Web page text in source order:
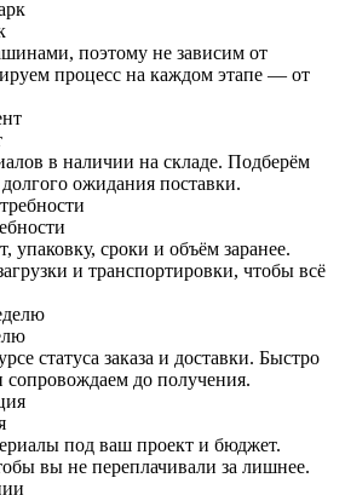
поэтому не зависим от
процесс на каждом этапе — от
в наличии на складе. Подберём
ожидания поставки.
упаковку, сроки и объём заранее.
и транспортировки, чтобы всё
статуса заказа и доставки. Быстро
сопровождаем до получения.
под ваш проект и бюджет.
вы не переплачивали за лишнее.